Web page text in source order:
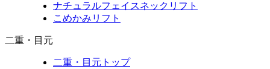
ナチュラルフェイスネックリフト
こめかみリフト
二重・目元
二重・目元トップ